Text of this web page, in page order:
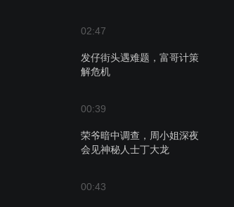
02:47
发仔街头遇难题，富哥计策
解危机
00:39
荣爷暗中调查，周小姐深夜
会见神秘人士丁大龙
00:43